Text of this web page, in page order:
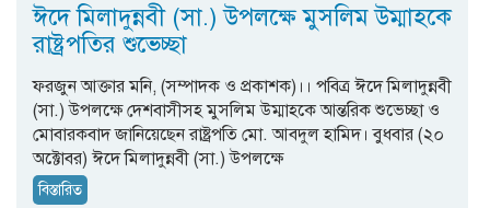
ঈদে মিলাদুন্নবী (সা.) উপলক্ষে মুসলিম উম্মাহকে
রাষ্ট্রপতির শুভেচ্ছা
ফরজুন আক্তার মনি, (সম্পাদক ও প্রকাশক)।। পবিত্র ঈদে মিলাদুন্নবী
(সা.) উপলক্ষে দেশবাসীসহ মুসলিম উম্মাহকে আন্তরিক শুভেচ্ছা ও
মোবারকবাদ জানিয়েছেন রাষ্ট্রপতি মো. আবদুল হামিদ। বুধবার (২০
অক্টোবর) ঈদে মিলাদুন্নবী (সা.) উপলক্ষে
বিস্তারিত